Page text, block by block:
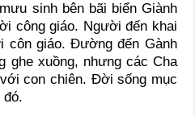
sinh bên bãi biển Giành
công giáo. Người đến khai
côn giáo. Đường đến Gành
ghe xuồng, nhưng các Cha
con chiên. Đời sống mục